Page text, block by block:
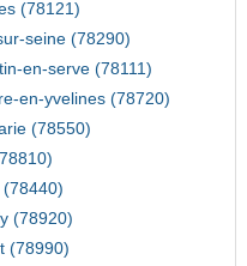
(78121)
seine (78290)
en-serve (78111)
en-yvelines (78720)
(78550)
(78920)
(78990)